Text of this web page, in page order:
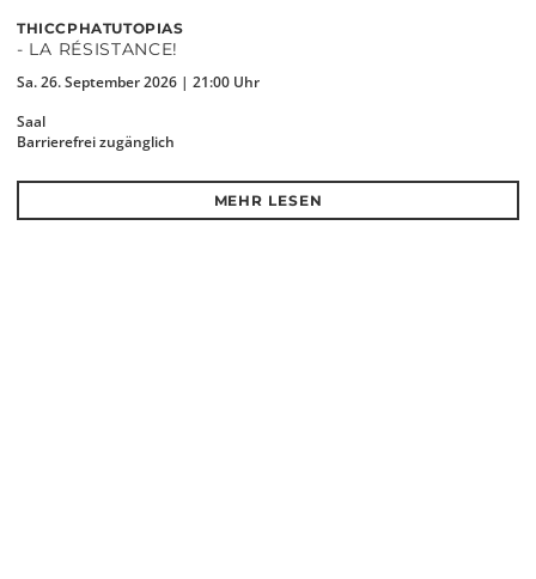
THICCPHATUTOPIAS
- LA RÉSISTANCE!
Sa. 26. September 2026 | 21:00 Uhr
Saal
Barrierefrei zugänglich
MEHR LESEN